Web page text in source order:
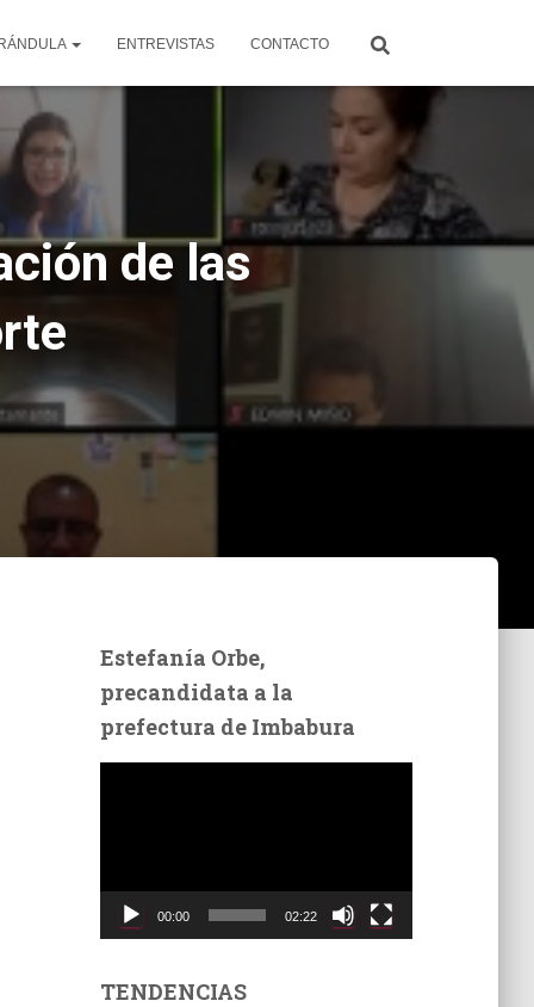
ENTREVISTAS CONTACTO
de las
Estefanía Orbe,
precandidata a la
prefectura de Imbabura
t
00:00 02:22
TENDENCIAS